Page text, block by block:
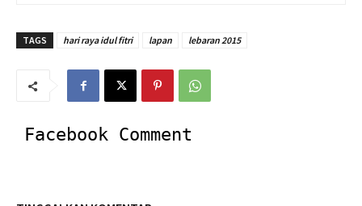
TAGS hari raya idul fitri lapan lebaran 2015
Facebook Comment